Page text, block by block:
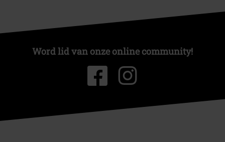
Word lid van onze online community!